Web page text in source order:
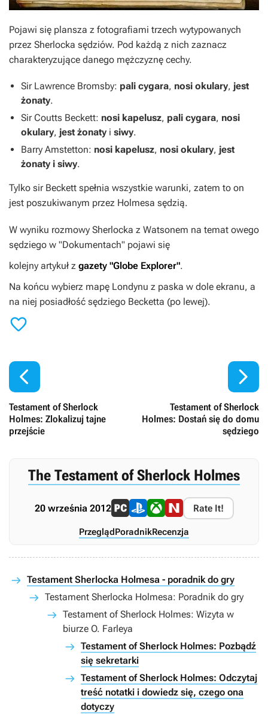
Pojawi się plansza z fotografiami trzech wytypowanych
przez Sherlocka sędziów. Pod każdą z nich zaznacz
charakteryzujące danego mężczyznę cechy.
Sir Lawrence Bromsby: pali cygara, nosi okulary, jest
żonaty.
Sir Coutts Beckett: nosi kapelusz, pali cygara, nosi
okulary, jest żonaty i siwy.
Barry Amstetton: nosi kapelusz, nosi okulary, jest
żonaty i siwy.
Tylko sir Beckett spełnia wszystkie warunki, zatem to on
jest poszukiwanym przez Holmesa sędzią.
W wyniku rozmowy Sherlocka z Watsonem na temat owego
sędziego w "Dokumentach" pojawi się
kolejny artykuł z gazety "Globe Explorer".
Na końcu wybierz mapę Londynu z paska w dole ekranu, a
na niej posiadłość sędziego Becketta (po lewej).


Testament of Sherlock
Holmes: Zlokalizuj tajne
przejście
Testament of Sherlock
Holmes: Dostań się do domu
sędziego

The Testament of Sherlock Holmes
20 września 2012 Rate It!
PrzeglądPoradnikRecenzja
Testament Sherlocka Holmesa - poradnik do gry
Testament Sherlocka Holmesa: Poradnik do gry
Testament of Sherlock Holmes: Wizyta w
biurze O. Farleya
Testament of Sherlock Holmes: Pozbądź
się sekretarki
Testament of Sherlock Holmes: Odczytaj
treść notatki i dowiedz się, czego ona
dotyczy